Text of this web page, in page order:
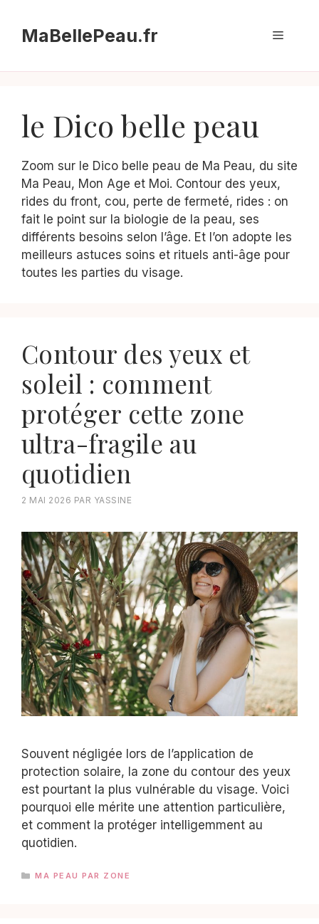
contenuMaBellePeau.fr Menu
le Dico belle peau
Zoom sur le Dico belle peau de Ma Peau, du site
Ma Peau, Mon Age et Moi. Contour des yeux,
rides du front, cou, perte de fermeté, rides : on
fait le point sur la biologie de la peau, ses
différents besoins selon l’âge. Et l’on adopte les
meilleurs astuces soins et rituels anti-âge pour
toutes les parties du visage.
Contour des yeux et
soleil : comment
protéger cette zone
ultra-fragile au
quotidien
2 MAI 2026 PAR YASSINE
Souvent négligée lors de l’application de
protection solaire, la zone du contour des yeux
est pourtant la plus vulnérable du visage. Voici
pourquoi elle mérite une attention particulière,
et comment la protéger intelligemment au
quotidien.
CATÉGORIES
MA PEAU PAR ZONE